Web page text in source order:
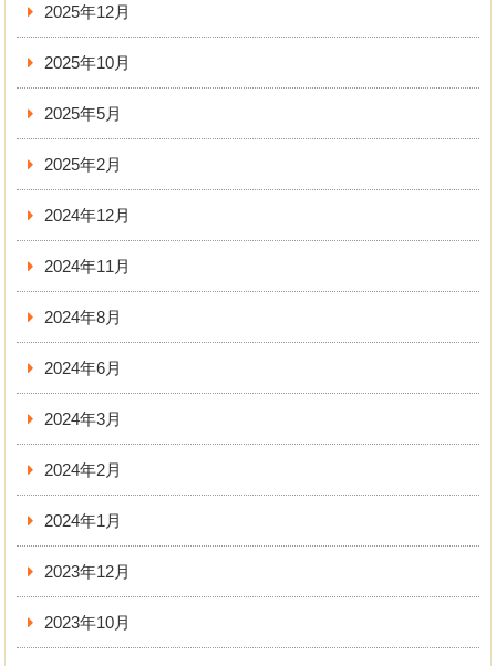
2025年12月
2025年10月
2025年5月
2025年2月
2024年12月
2024年11月
2024年8月
2024年6月
2024年3月
2024年2月
2024年1月
2023年12月
2023年10月